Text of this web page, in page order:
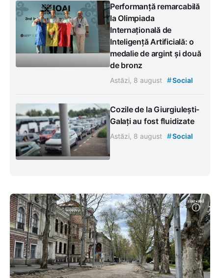
Performanță remarcabilă
la Olimpiada
Internațională de
Inteligență Artificială: o
medalie de argint și două
de bronz
Astăzi, 8 august #Social
Cozile de la Giurgiulești-
Galați au fost fluidizate
Astăzi, 8 august #Social